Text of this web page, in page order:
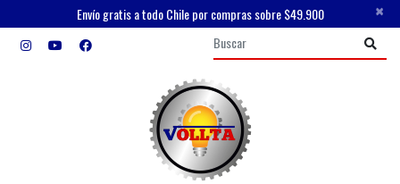
Envío gratis a todo Chile por compras sobre $49.900 ×